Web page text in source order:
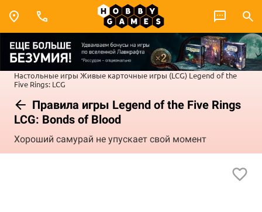
Настольные игры Живые карточные игры (LCG) Legend of the
Five Rings: LCG
Правила игры Legend of the Five Rings
LCG: Bonds of Blood
Хороший самурай не упускает свой момент